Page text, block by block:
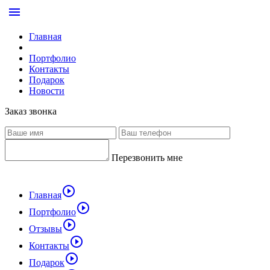
menu
Главная
Портфолио
Контакты
Подарок
Новости
Заказ звонка
Перезвонить мне
Главнаяplay_circle_outline
Портфолиоplay_circle_outline
Отзывыplay_circle_outline
Контактыplay_circle_outline
Подарокplay_circle_outline